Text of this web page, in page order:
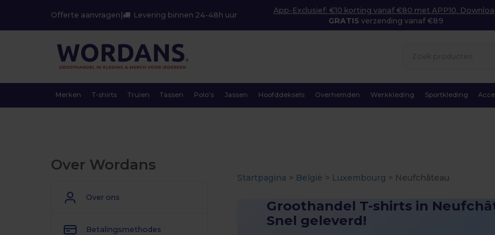
Offerte aanvragen Levering binnen 24-48h uur
App-Exclusief: €10 korting vanaf €80 met APP10.
GRATIS verzending vanaf €89
Merken T-shirts Truien Tassen Polo's Jassen Hoofddeksels Overhemden Werkkleding Sportkleding
Over Wordans
Over ons
Betalingsmethodes
Startpagina > België > Luxembourg > Neufchâteau
Groothandel T-shirts in
Snel geleverd!